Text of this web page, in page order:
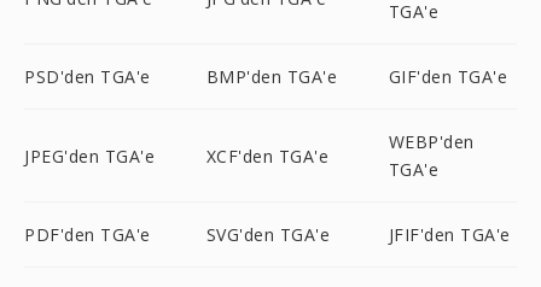
TGA'e
PSD'den TGA'e BMP'den TGA'e GIF'den TGA'e
JPEG'den TGA'e XCF'den TGA'e
WEBP'den
TGA'e
PDF'den TGA'e SVG'den TGA'e JFIF'den TGA'e